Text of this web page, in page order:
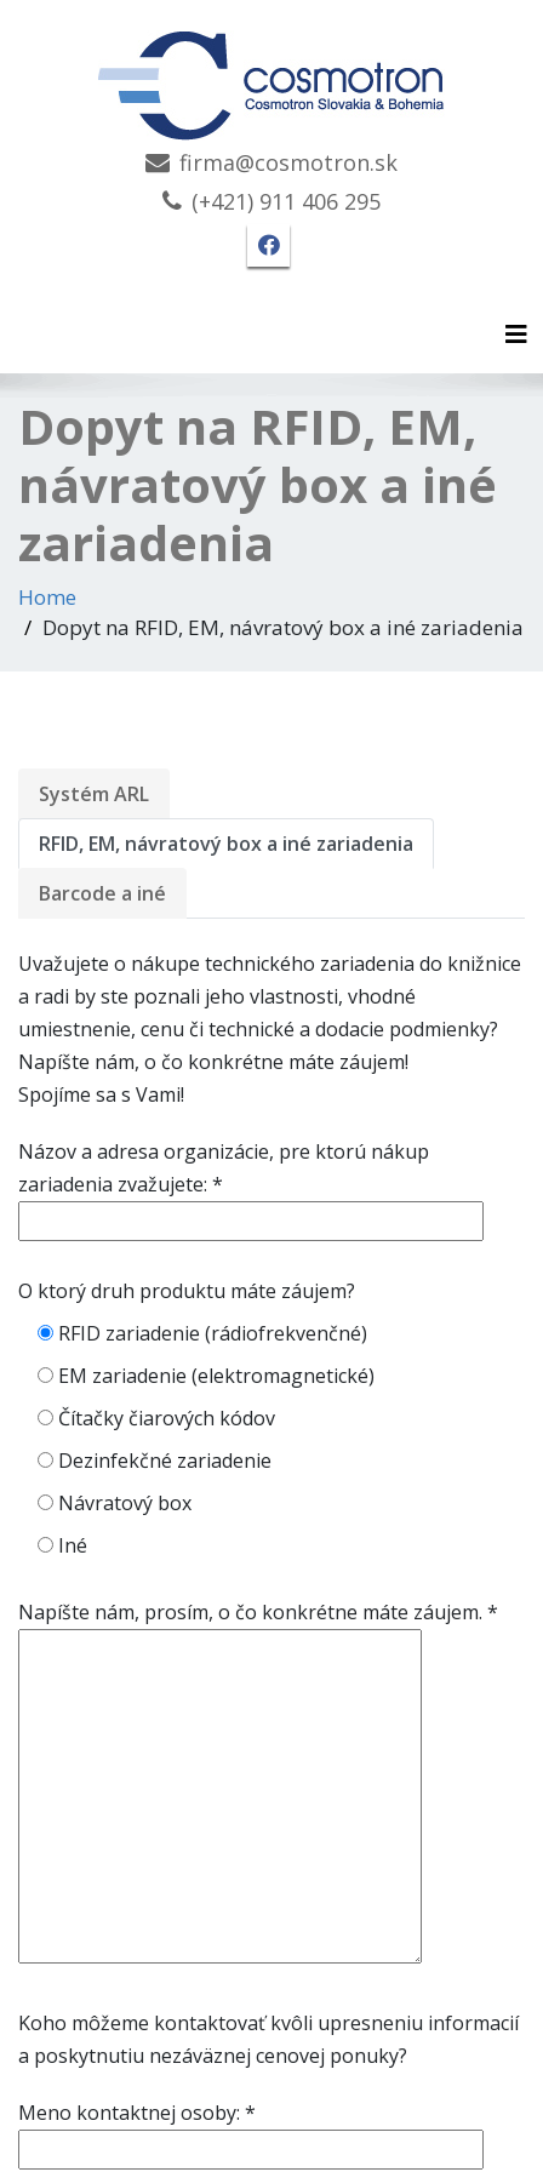
firma@cosmotron.sk
(+421) 911 406 295
Facebook stránka
Dopyt na RFID, EM,
návratový box a iné
zariadenia
Home
Dopyt na RFID, EM, návratový box a iné zariadenia
Systém ARL
RFID, EM, návratový box a iné zariadenia
Barcode a iné
Uvažujete o nákupe technického zariadenia do knižnice
a radi by ste poznali jeho vlastnosti, vhodné
umiestnenie, cenu či technické a dodacie podmienky?
Napíšte nám, o čo konkrétne máte záujem!
Spojíme sa s Vami!
Názov a adresa organizácie, pre ktorú nákup
zariadenia zvažujete: *
O ktorý druh produktu máte záujem?
RFID zariadenie (rádiofrekvenčné)
EM zariadenie (elektromagnetické)
Čítačky čiarových kódov
Dezinfekčné zariadenie
Návratový box
Iné
Napíšte nám, prosím, o čo konkrétne máte záujem. *
Koho môžeme kontaktovať kvôli upresneniu informacií
a poskytnutiu nezáväznej cenovej ponuky?
Meno kontaktnej osoby: *